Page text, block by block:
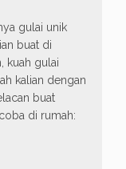
gulai unik
buat di
kuah gulai
kalian dengan
buat
di rumah: